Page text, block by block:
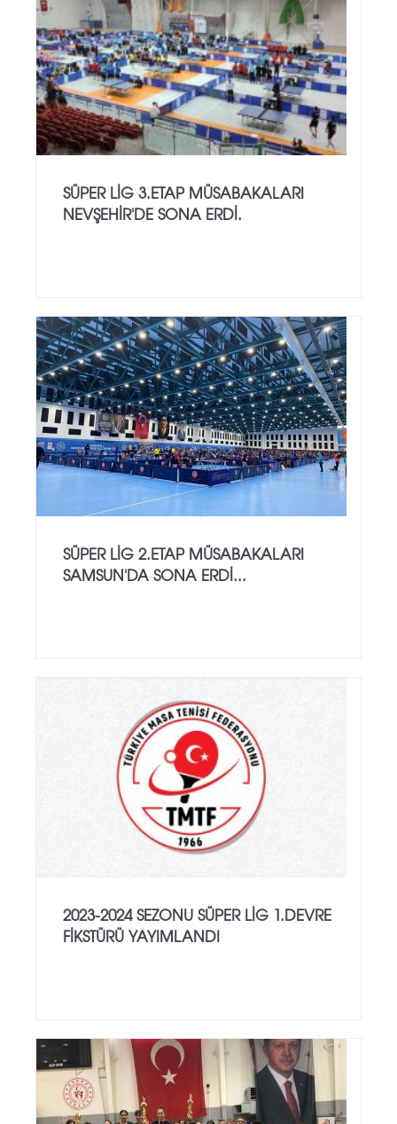
SÜPER LİG 3.ETAP MÜSABAKALARI
NEVŞEHİR'DE SONA ERDİ.
SÜPER LİG 2.ETAP MÜSABAKALARI
SAMSUN'DA SONA ERDİ...
2023-2024 SEZONU SÜPER LIG 1.DEVRE
FIKSTÜRÜ YAYIMLANDI